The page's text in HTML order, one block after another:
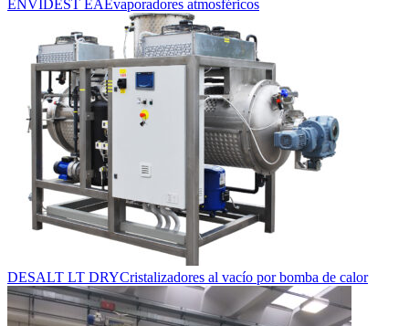
ENVIDEST EA Evaporadores atmosféricos
DESALT LT DRYCristalizadores al vacío por bomba de calor